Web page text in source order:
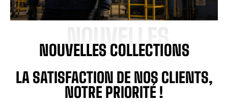
NOUVELLES
COLLECTIONS
NOUVELLES COLLECTIONS
LA SATISFACTION DE NOS CLIENTS,
NOTRE PRIORITÉ !